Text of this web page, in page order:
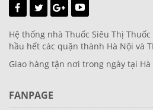
Hệ thống nhà Thuốc Siêu Thị
hầu hết các quận thành Hà Nội và
Giao hàng tận nơi trong ngày tại Hà
FANPAGE